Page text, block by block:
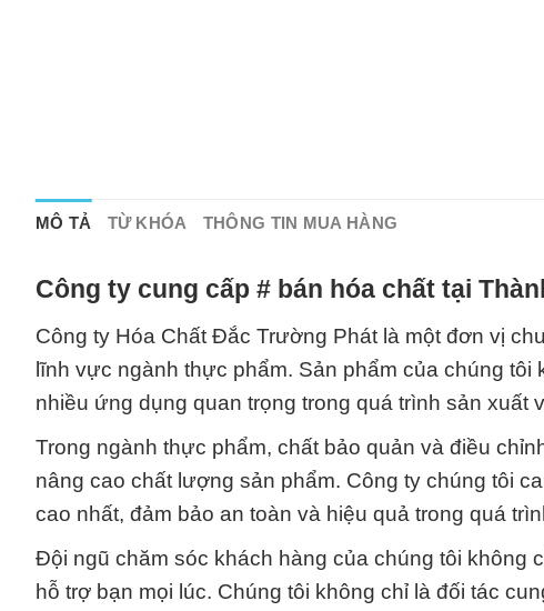
MÔ TẢ TỪ KHÓA THÔNG TIN MUA HÀNG
Công ty cung cấp # bán hóa chất tại
Công ty Hóa Chất Đắc Trường Phát là một đơn vị
lĩnh vực ngành thực phẩm. Sản phẩm của chúng
nhiều ứng dụng quan trọng trong quá trình sản xuất
Trong ngành thực phẩm, chất bảo quản và điều
nâng cao chất lượng sản phẩm. Công ty chúng tôi
cao nhất, đảm bảo an toàn và hiệu quả trong quá
Đội ngũ chăm sóc khách hàng của chúng tôi không
hỗ trợ bạn mọi lúc. Chúng tôi không chỉ là đối tác